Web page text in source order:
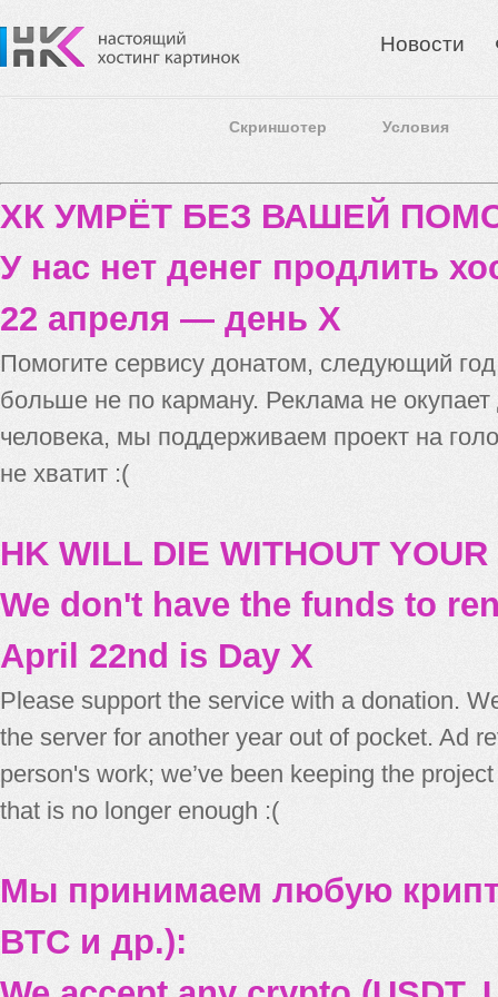
Новости
Скриншотер Условия
ХК УМРЁТ БЕЗ ВАШЕЙ
У нас нет денег продлить
22 апреля — день X
Помогите сервису донатом, следующий
больше не по карману. Реклама не
человека, мы поддерживаем проект на
не хватит :(
HK WILL DIE WITHOUT
We don't have the funds to
April 22nd is Day X
Please support the service with a donation.
the server for another year out of pocket. Ad
person's work; we’ve been keeping the
that is no longer enough :(
Мы принимаем любую
BTC и др.):